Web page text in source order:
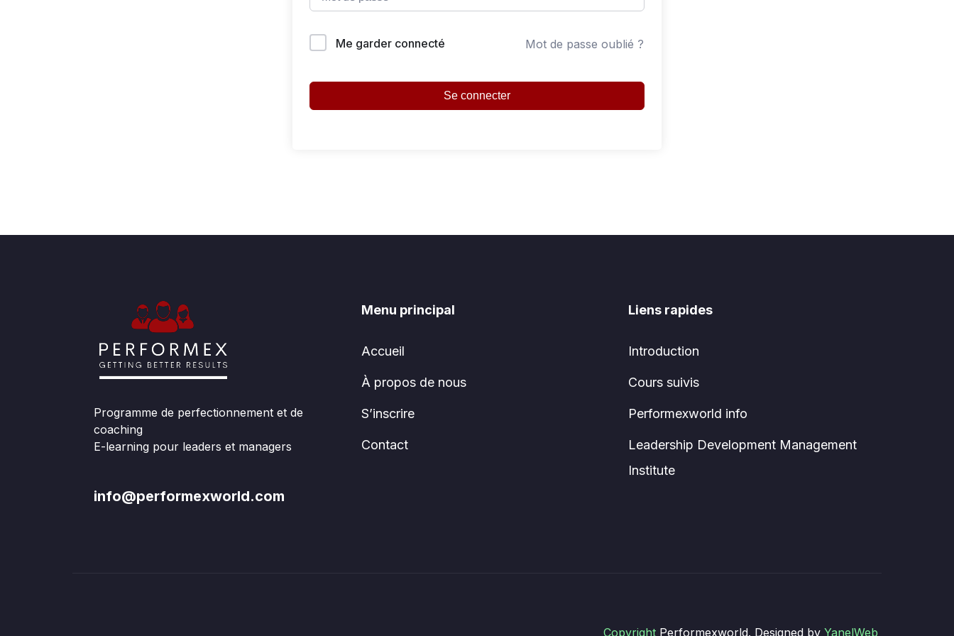
Me garder connecté Mot de passe oublié ?
Se connecter
Programme de perfectionnement et de
coaching
E-learning pour leaders et managers
info@performexworld.com
Menu principal
Accueil
À propos de nous
S’inscrire
Contact
Liens rapides
Introduction
Cours suivis
Performexworld info
Leadership Development Management
Institute
Copyright Performexworld. Designed by YanelWeb